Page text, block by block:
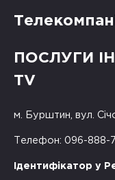
ПОСЛУГИ
TV
м. Бурштин, вул.
Телефон: 096-888-
Ідентифікатор у